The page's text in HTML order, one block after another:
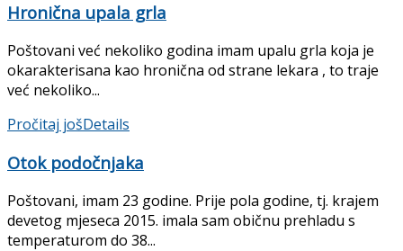
Hronična upala grla
Poštovani već nekoliko godina imam upalu grla koja je
okarakterisana kao hronična od strane lekara , to traje
već nekoliko...
Pročitaj jošDetails
Otok podočnjaka
Poštovani, imam 23 godine. Prije pola godine, tj. krajem
devetog mjeseca 2015. imala sam običnu prehladu s
temperaturom do 38...